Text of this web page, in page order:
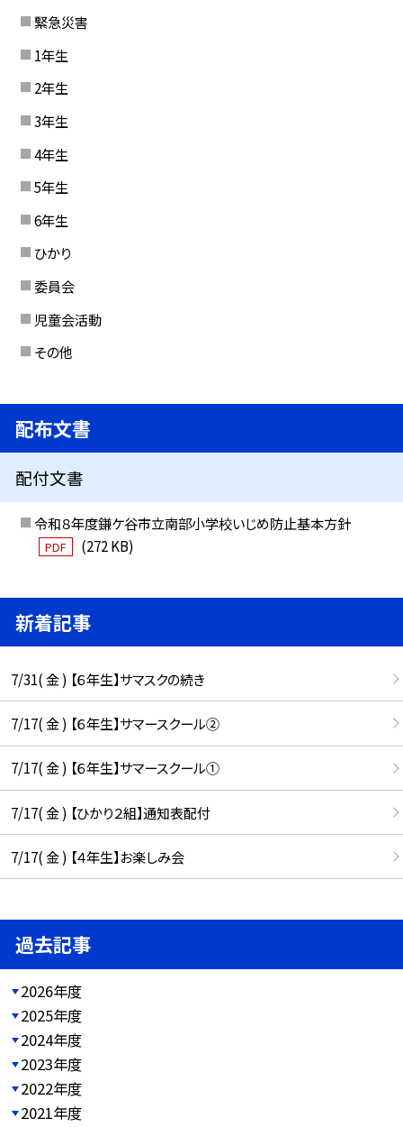
緊急災害
1年生
2年生
3年生
4年生
5年生
6年生
ひかり
委員会
児童会活動
その他
配布文書
配付文書
令和８年度鎌ケ谷市立南部小学校いじめ防止基本方針
PDF (272 KB)
新着記事
7/31( 金 ) 【６年生】サマスクの続き
7/17( 金 ) 【６年生】サマースクール②
7/17( 金 ) 【６年生】サマースクール①
7/17( 金 ) 【ひかり２組】通知表配付
7/17( 金 ) 【４年生】お楽しみ会
過去記事
2026年度
2025年度
2024年度
2023年度
2022年度
2021年度